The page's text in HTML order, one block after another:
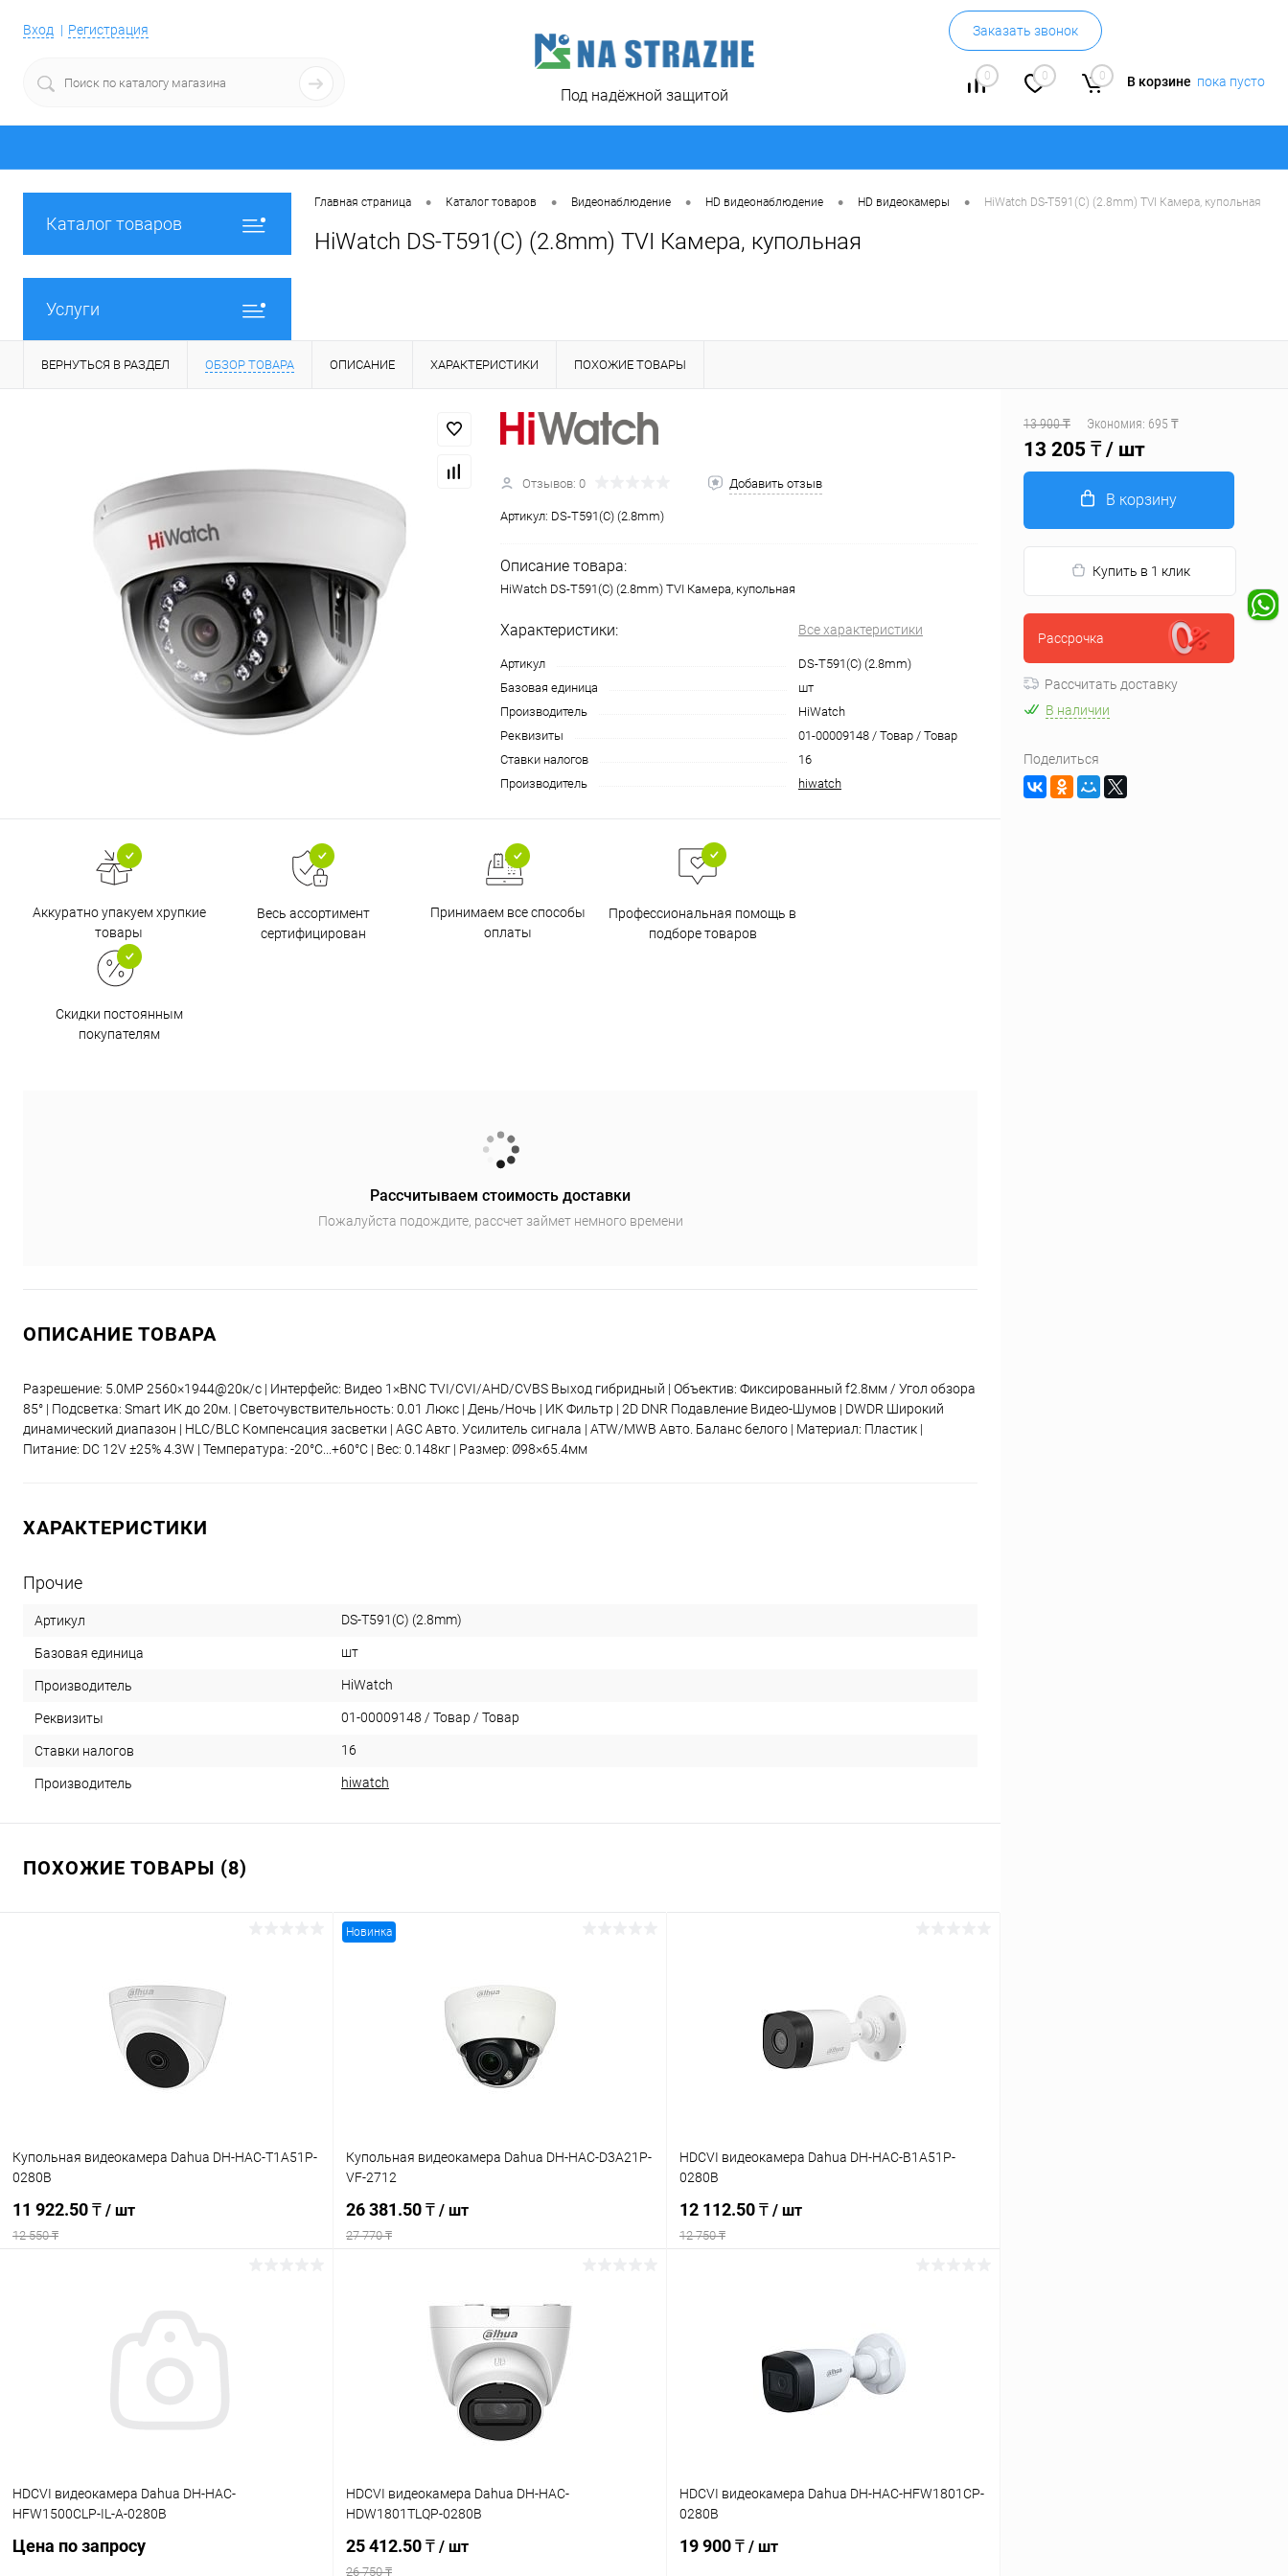
Вход Регистрация Заказать звонок
0 0 0 В корзине пока пусто
Под надёжной защитой
Каталог товаров
Услуги
Главная страница • Каталог товаров • Видеонаблюдение • HD видеонаблюдение • HD видеокамеры • HiWatch DS-T591(C) (2.8mm) TVI Камера, купольная
HiWatch DS-T591(C) (2.8mm) TVI Камера, купольная
ВЕРНУТЬСЯ В РАЗДЕЛ ОБЗОР ТОВАРА ОПИСАНИЕ ХАРАКТЕРИСТИКИ ПОХОЖИЕ ТОВАРЫ
Отзывов: 0 Добавить отзыв
Артикул: DS-T591(C) (2.8mm)
Описание товара:
HiWatch DS-T591(C) (2.8mm) TVI Камера, купольная
Характеристики: Все характеристики
Артикул
DS-T591(C) (2.8mm)
Базовая единица
шт
Производитель
HiWatch
Реквизиты
01-00009148 / Товар / Товар
Ставки налогов
16
Производитель
hiwatch
Аккуратно упакуем хрупкие
товары
Весь ассортимент
сертифицирован
Принимаем все способы
оплаты
Профессиональная помощь в
подборе товаров
Скидки постоянным
покупателям
Рассчитываем стоимость доставки
Пожалуйста подождите, рассчет займет немного времени
ОПИСАНИЕ ТОВАРА
Разрешение: 5.0MP 2560×1944@20к/с | Интерфейс: Видео 1×BNC TVI/CVI/AHD/CVBS Выход гибридный | Объектив: Фиксированный f2.8мм / Угол обзора
85° | Подсветка: Smart ИК до 20м. | Светочувствительность: 0.01 Люкс | День/Ночь | ИК Фильтр | 2D DNR Подавление Видео-Шумов | DWDR Широкий
динамический диапазон | HLC/BLC Компенсация засветки | AGC Авто. Усилитель сигнала | ATW/MWB Авто. Баланс белого | Материал: Пластик |
Питание: DC 12V ±25% 4.3W | Температура: -20°C...+60°C | Вес: 0.148кг | Размер: Ø98×65.4мм
ХАРАКТЕРИСТИКИ
Прочие
Артикул DS-T591(C) (2.8mm)
Базовая единица шт
Производитель HiWatch
Реквизиты 01-00009148 / Товар / Товар
Ставки налогов 16
Производитель hiwatch
ПОХОЖИЕ ТОВАРЫ (8)
Купольная видеокамера Dahua DH-HAC-T1A51P-
0280B
11 922.50 ₸ / шт
12 550 ₸
Новинка
Купольная видеокамера Dahua DH-HAC-D3A21P-
VF-2712
26 381.50 ₸ / шт
27 770 ₸
Купить в 1 клик Сравнение
В наличии
HDCVI видеокамера Dahua DH-HAC-B1A51P-
0280B
12 112.50 ₸ / шт
12 750 ₸
Сравнение
В избранное В наличии
HDCVI видеокамера Dahua DH-HAC-
HFW1500CLP-IL-A-0280B
Цена по запросу
HDCVI видеокамера Dahua DH-HAC-
HDW1801TLQP-0280B
25 412.50 ₸ / шт
26 750 ₸
HDCVI видеокамера Dahua DH-HAC-HFW1801CP-
0280B
19 900 ₸ / шт
13 900 ₸ Экономия: 695 ₸
13 205 ₸ / шт
В корзину
Купить в 1 клик
Рассрочка
Рассчитать доставку
В наличии
Поделиться